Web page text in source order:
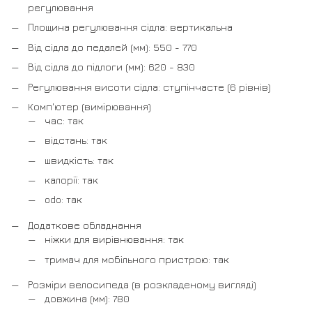
регулювання
Площина регулювання сідла: вертикальна
Від сідла до педалей (мм): 550 - 770
Від сідла до підлоги (мм): 620 - 830
Регулювання висоти сідла: ступінчасте (6 рівнів)
Комп'ютер (вимірювання)
час: так
відстань: так
швидкість: так
калорії: так
odo: так
Додаткове обладнання
ніжки для вирівнювання: так
тримач для мобільного пристрою: так
Розміри велосипеда (в розкладеному вигляді)
довжина (мм): 780